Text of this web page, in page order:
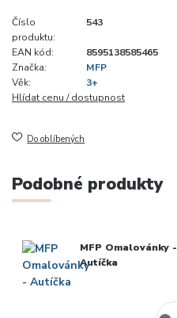
Číslo
produktu:
543
EAN kód:
8595138585465
Značka:
MFP
Věk:
3+
Hlídat cenu / dostupnost
Do oblíbených
Podobné produkty
MFP Omalovánky -
Autíčka